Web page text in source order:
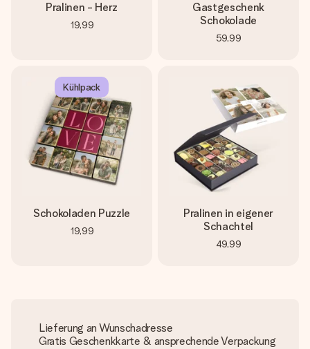
Pralinen - Herz
19,99
Gastgeschenk
Schokolade
59,99
Kühlpack
Schokoladen Puzzle
19,99
Pralinen in eigener
Schachtel
49,99
Lieferung an Wunschadresse
Gratis Geschenkkarte & ansprechende Verpackung